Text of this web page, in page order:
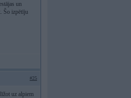
un
Šo izpētīju
#25
uz alpiem